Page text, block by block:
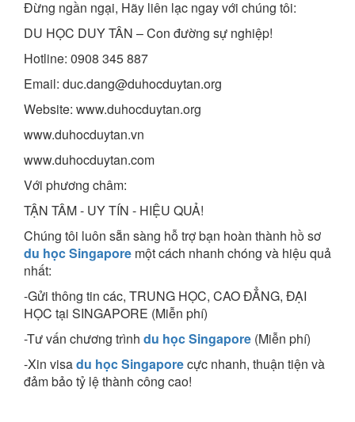
Đừng ngần ngại, Hãy liên lạc ngay với chúng tôi:
DU HỌC DUY TÂN – Con đường sự nghiệp!
Hotline: 0908 345 887
Email: duc.dang@duhocduytan.org
Website: www.duhocduytan.org
www.duhocduytan.vn
www.duhocduytan.com
Với phương châm:
TẬN TÂM - UY TÍN - HIỆU QUẢ!
Chúng tôi luôn sẵn sàng hỗ trợ bạn hoàn thành hồ sơ
du học Singapore một cách nhanh chóng và hiệu quả
nhất:
-Gửi thông tin các, TRUNG HỌC, CAO ĐẲNG, ĐẠI
HỌC tại SINGAPORE (Miễn phí)
-Tư vấn chương trình du học Singapore (Miễn phí)
-Xin visadu học Singaporecực nhanh, thuận tiện và
đảm bảo tỷ lệ thành công cao!